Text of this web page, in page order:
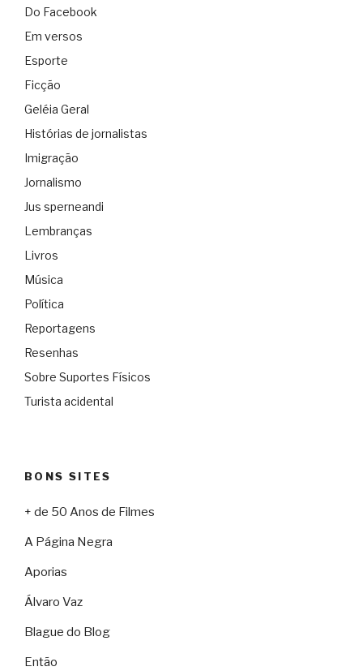
Do Facebook
Em versos
Esporte
Ficção
Geléia Geral
Histórias de jornalistas
Imigração
Jornalismo
Jus sperneandi
Lembranças
Livros
Música
Política
Reportagens
Resenhas
Sobre Suportes Físicos
Turista acidental
BONS SITES
+ de 50 Anos de Filmes
A Página Negra
Aporias
Álvaro Vaz
Blague do Blog
Então